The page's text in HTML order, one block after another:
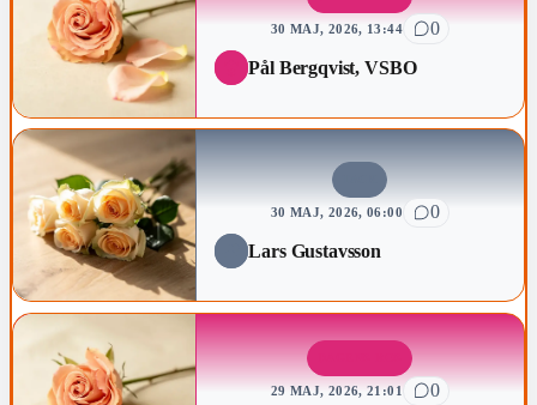
30 MAJ, 2026, 13:44
0
Pål Bergqvist, VSBO
30 MAJ, 2026, 06:00
0
Lars Gustavsson
29 MAJ, 2026, 21:01 0